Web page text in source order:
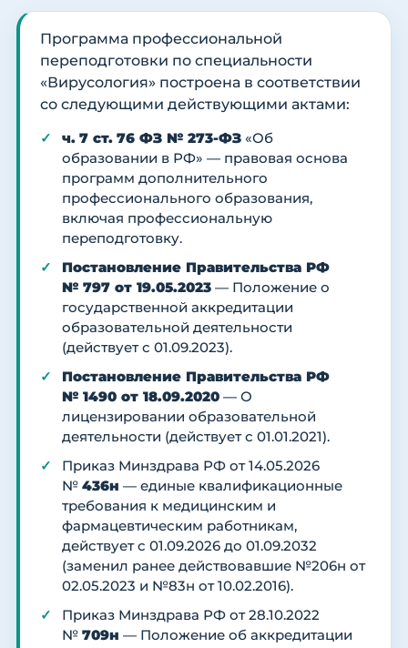
Программа профессиональной
переподготовки по специальности
«Вирусология» построена в соответствии
со следующими действующими актами:
ч. 7 ст. 76 ФЗ № 273-ФЗ «Об
образовании в РФ» — правовая основа
программ дополнительного
профессионального образования,
включая профессиональную
переподготовку.
Постановление Правительства РФ
№ 797 от 19.05.2023 — Положение о
государственной аккредитации
образовательной деятельности
(действует с 01.09.2023).
Постановление Правительства РФ
№ 1490 от 18.09.2020 — О
лицензировании образовательной
деятельности (действует с 01.01.2021).
Приказ Минздрава РФ от 14.05.2026
№ 436н — единые квалификационные
требования к медицинским и
фармацевтическим работникам,
действует с 01.09.2026 до 01.09.2032
(заменил ранее действовавшие №206н от
02.05.2023 и №83н от 10.02.2016).
Приказ Минздрава РФ от 28.10.2022
№ 709н — Положение об аккредитации